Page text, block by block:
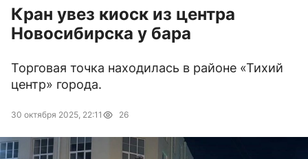
Кран увез киоск из центра
Новосибирска у бара
Торговая точка находилась в районе «Тихий
центр» города.
30 октября 2025, 22:11 26